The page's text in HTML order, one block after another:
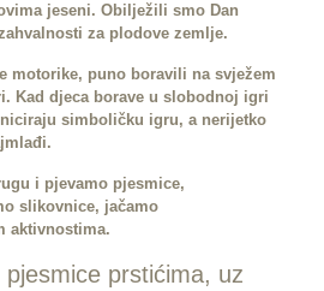
jeseni. Obilježili smo Dan
za plodove zemlje.
motorike, puno boravili na svježem
Kad djeca borave u slobodnoj igri
simboličku igru, a nerijetko
i pjevamo pjesmice,
slikovnice, jačamo
aktivnostima.
prstićima, uz